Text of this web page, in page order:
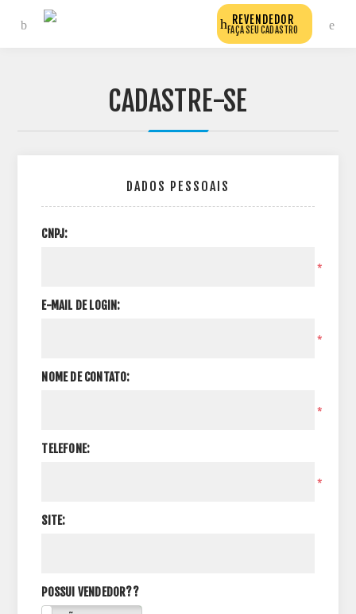
REVENDEDOR
FAÇA SEU CADASTRO
CADASTRE-SE
DADOS PESSOAIS
CNPJ:
*
E-MAIL DE LOGIN:
*
NOME DE CONTATO:
*
TELEFONE:
*
SITE:
POSSUI VENDEDOR??